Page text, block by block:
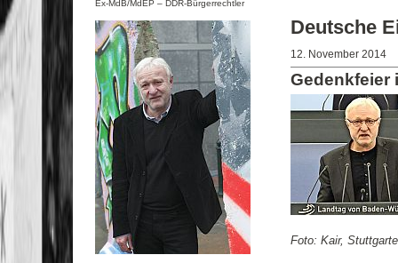
Deutsche
12. November 2014
Gedenkfeier
Foto: Kair,
Ex-MdB/MdEP – DDR-Bürgerrechtler